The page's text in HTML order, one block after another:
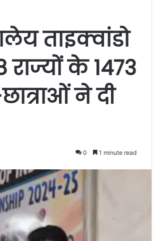
ताइक्वांडो
राज्यों के 1473
ने दी
0 1 minute read